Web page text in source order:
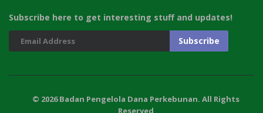
Subscribe here to get interesting stuff and updates!
© 2026 Badan Pengelola Dana Perkebunan. All Rights
Reserved